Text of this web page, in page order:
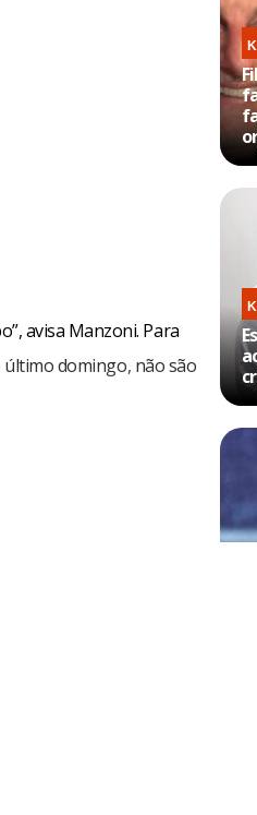
avisa Manzoni. Para
domingo, não são